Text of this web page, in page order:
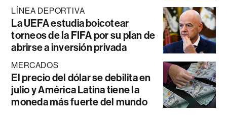
LÍNEA DEPORTIVA
La UEFA estudia boicotear
torneos de la FIFA por su plan de
abrirse a inversión privada
MERCADOS
El precio del dólar se debilita en
julio y América Latina tiene la
moneda más fuerte del mundo